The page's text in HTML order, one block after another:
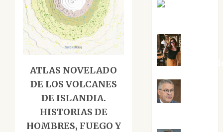
ATLAS NOVELADO
DE LOS VOLCANES
DE ISLANDIA.
HISTORIAS DE
HOMBRES, FUEGO Y